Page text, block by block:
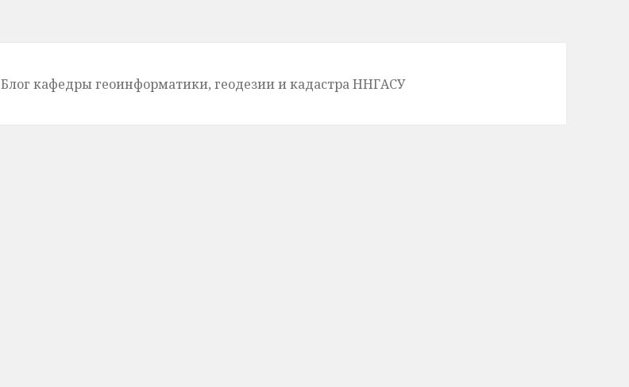
Блог кафедры геоинформатики, геодезии и кадастра ННГАСУ